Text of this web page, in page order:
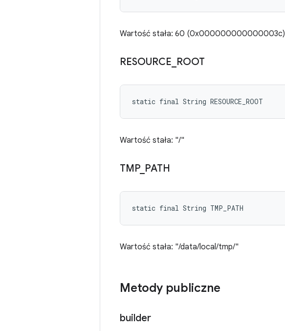
Wartość stała: 60 (0x000000000000003c)
RESOURCE ROOT
static final String RESOURCE_ROOT
Wartość stała: "/"
TMP_ PATH
static final String TMP_PATH
Wartość stała: "/data/local/tmp/"
Metody publiczne
builder